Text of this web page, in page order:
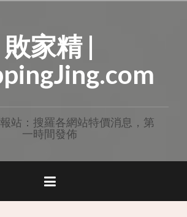
敗家精 |
站：搜羅各網站特價消息，第
一時間發佈